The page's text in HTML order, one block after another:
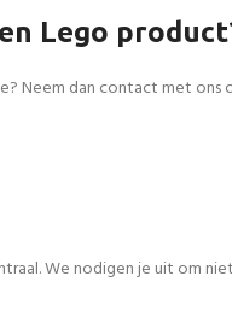
Lego
Neem dan contact met ons
We nodigen je uit om